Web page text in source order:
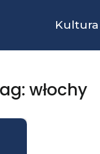
Kultura
włochy